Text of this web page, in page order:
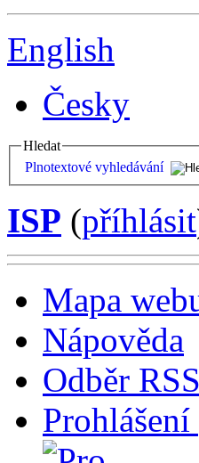
English
Česky
Hledat
Plnotextové vyhledávání
ISP (příhlásit
Mapa
Nápověda
Odběr RSS